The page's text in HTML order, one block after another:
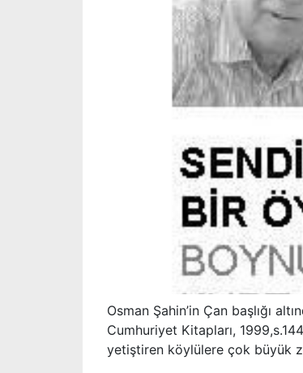
Osman Şahin’in Çan başlığı
Cumhuriyet Kitapları,
yetiştiren köylülere çok büyük